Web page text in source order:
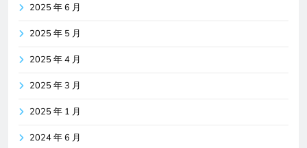
2025 年 6 月
2025 年 5 月
2025 年 4 月
2025 年 3 月
2025 年 1 月
2024 年 6 月